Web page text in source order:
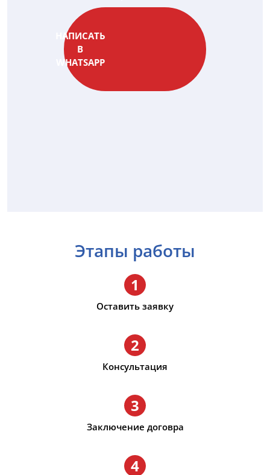
НАПИСАТЬ
В
WHATSAPP
Этапы работы
1
Оставить заявку
2
Консультация
3
Заключение договра
4